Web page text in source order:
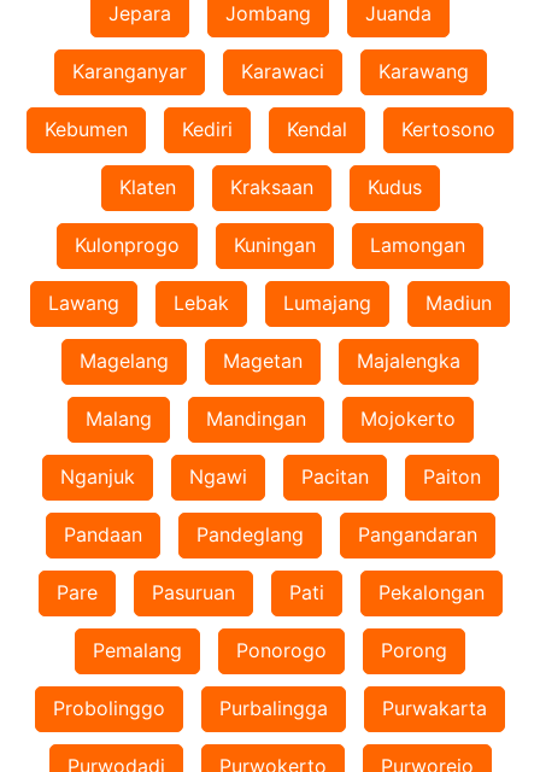
Jepara Jombang Juanda
Karanganyar Karawaci Karawang
Kebumen Kediri Kendal Kertosono
Klaten Kraksaan Kudus
Kulonprogo Kuningan Lamongan
Lawang Lebak Lumajang Madiun
Magelang Magetan Majalengka
Malang Mandingan Mojokerto
Nganjuk Ngawi Pacitan Paiton
Pandaan Pandeglang Pangandaran
Pare Pasuruan Pati Pekalongan
Pemalang Ponorogo Porong
Probolinggo Purbalingga Purwakarta
Purwodadi Purwokerto Purworejo